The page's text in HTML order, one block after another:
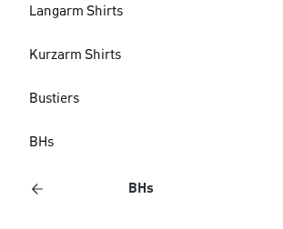
Langarm Shirts
Kurzarm Shirts
Bustiers
BHs
BHs